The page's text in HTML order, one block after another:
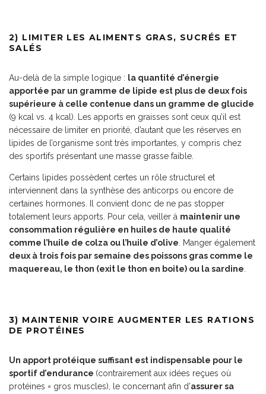
2) LIMITER LES ALIMENTS GRAS, SUCRÉS ET
SALÉS
Au-delà de la simple logique : la quantité d’énergie
apportée par un gramme de lipide est plus de deux fois
supérieure à celle contenue dans un gramme de glucide
(9 kcal vs. 4 kcal). Les apports en graisses sont ceux qu’il est
nécessaire de limiter en priorité, d’autant que les réserves en
lipides de l’organisme sont très importantes, y compris chez
des sportifs présentant une masse grasse faible.
Certains lipides possèdent certes un rôle structurel et
interviennent dans la synthèse des anticorps ou encore de
certaines hormones. Il convient donc de ne pas stopper
totalement leurs apports. Pour cela, veiller à maintenir une
consommation régulière en huiles de haute qualité
comme l’huile de colza ou l’huile d’olive . Manger également
deux à trois fois par semaine des poissons gras comme le
maquereau, le thon (exit le thon en boite) ou la sardine
3) MAINTENIR VOIRE AUGMENTER LES RATIONS
DE PROTÉINES
Un apport protéique suffisant est indispensable pour le
sportif d’endurance (contrairement aux idées reçues où
protéines = gros muscles), le concernant afin d’assurer sa